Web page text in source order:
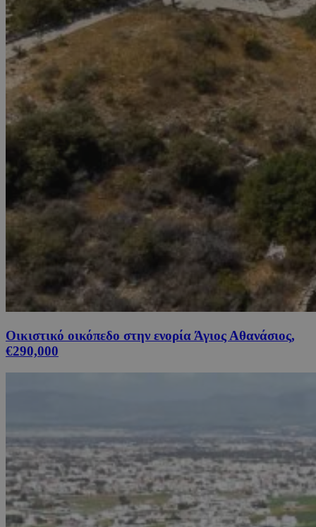
Οικιστικό οικόπεδο στην ενορία Άγιος Αθανάσιος,
€290,000